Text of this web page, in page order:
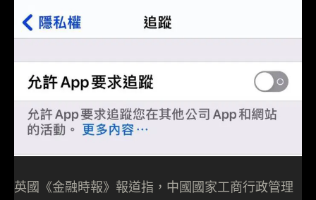
英國《金融時報》報道指，中國國家工商行政管理